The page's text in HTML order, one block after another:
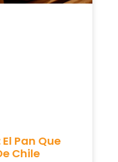
Pan Que
Chile